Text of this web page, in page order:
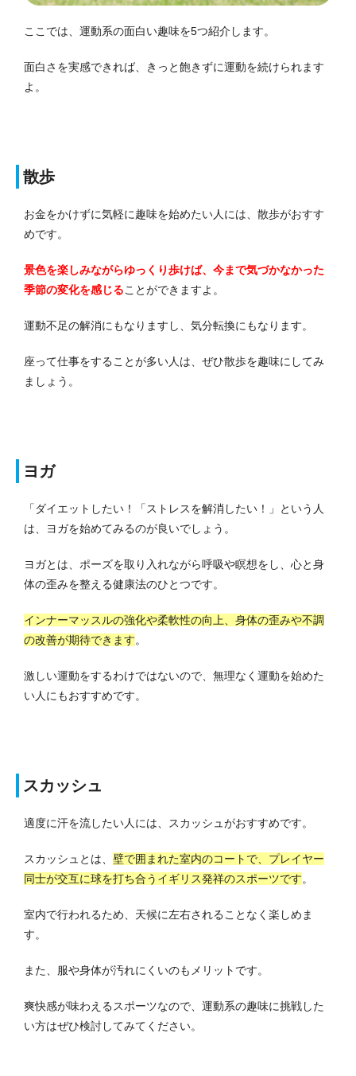
ここでは、運動系の面白い趣味を5つ紹介します。
面白さを実感できれば、きっと飽きずに運動を続けられます
よ。
散歩
お金をかけずに気軽に趣味を始めたい人には、散歩がおすす
めです。
景色を楽しみながらゆっくり歩けば、今まで気づかなかった
季節の変化を感じることができますよ。
運動不足の解消にもなりますし、気分転換にもなります。
座って仕事をすることが多い人は、ぜひ散歩を趣味にしてみ
ましょう。
ヨガ
「ダイエットしたい！「ストレスを解消したい！」という人
は、ヨガを始めてみるのが良いでしょう。
ヨガとは、ポーズを取り入れながら呼吸や瞑想をし、心と身
体の歪みを整える健康法のひとつです。
インナーマッスルの強化や柔軟性の向上、身体の歪みや不調
の改善が期待できます。
激しい運動をするわけではないので、無理なく運動を始めた
い人にもおすすめです。
スカッシュ
適度に汗を流したい人には、スカッシュがおすすめです。
スカッシュとは、 壁で囲まれた室内のコートで、プレイヤー
同士が交互に球を打ち合うイギリス発祥のスポーツです。
室内で行われるため、天候に左右されることなく楽しめま
す。
また、服や身体が汚れにくいのもメリットです。
爽快感が味わえるスポーツなので、運動系の趣味に挑戦した
い方はぜひ検討してみてください。